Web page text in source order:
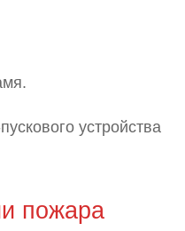
устройства
пожара